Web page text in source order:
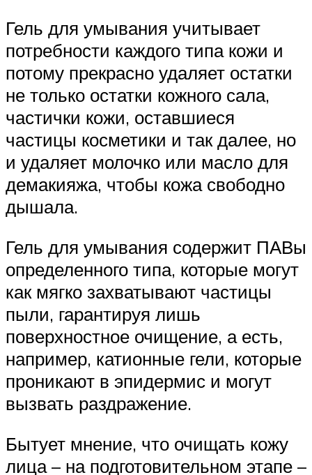
Гель для умывания учитывает
потребности каждого типа кожи и
потому прекрасно удаляет остатки
не только остатки кожного сала,
частички кожи, оставшиеся
частицы косметики и так далее, но
и удаляет молочко или масло для
демакияжа, чтобы кожа свободно
дышала.
Гель для умывания содержит ПАВы
определенного типа, которые могут
как мягко захватывают частицы
пыли, гарантируя лишь
поверхностное очищение, а есть,
например, катионные гели, которые
проникают в эпидермис и могут
вызвать раздражение.
Бытует мнение, что очищать кожу
лица – на подготовительном этапе –